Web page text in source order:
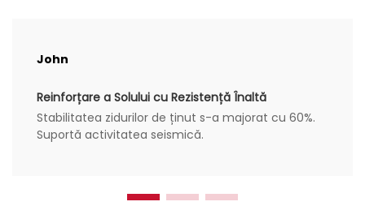
John
Reinforțare a Solului cu Rezistență Înaltă
Stabilitatea zidurilor de ținut s-a majorat cu 60%.
Suportă activitatea seismică.